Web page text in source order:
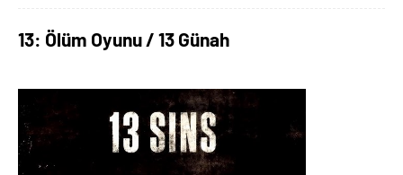
13: Ölüm Oyunu / 13 Günah